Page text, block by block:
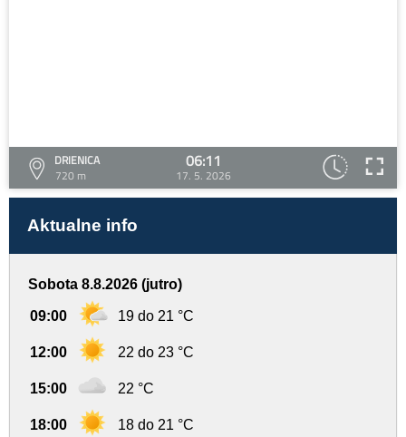
DRIENICA
720 m
06:11
17. 5. 2026
Aktualne info
Sobota 8.8.2026 (jutro)
09:00 19 do 21 °C
12:00 22 do 23 °C
15:00 22 °C
18:00 18 do 21 °C